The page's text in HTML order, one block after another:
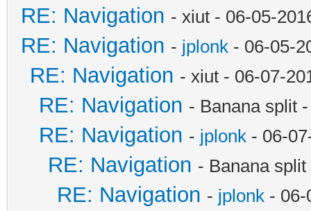
RE: Navigation - xiut - 06-05-
RE: Navigation - jplonk - 06-05-
RE: Navigation - xiut - 06-07-
RE: Navigation - Banana split
RE: Navigation - jplonk - 06-
RE: Navigation - Banana
RE: Navigation - jplonk - 06-